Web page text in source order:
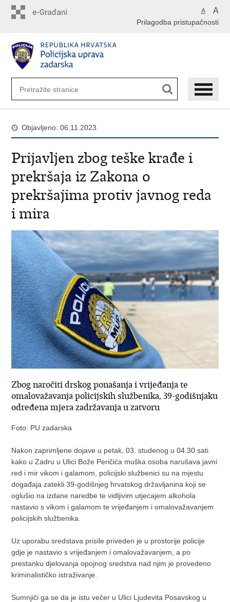
A A
Prilagodba pristupačnosti
Objavljeno: 06.11.2023.
Prijavljen zbog teške krađe i
prekršaja iz Zakona o
prekršajima protiv javnog reda
i mira
Zbog naročiti drskog ponašanja i vrijeđanja te
omalovažavanja policijskih službenika, 39-godišnjaku
određena mjera zadržavanja u zatvoru
Foto: PU zadarska
Nakon zaprimljene dojave u petak, 03. studenog u 04.30 sati
kako u Zadru u Ulici Bože Peričića muška osoba narušava javni
red i mir vikom i galamom, policijski službenici su na mjestu
događaja zatekli 39-godišnjeg hrvatskog državljanina koji se
oglušio na izdane naredbe te vidljivim utjecajem alkohola
nastavio s vikom i galamom te vrijeđanjem i omalovažavanjem
policijskih službenika.
Uz uporabu sredstava prisile priveden je u prostorije policije
gdje je nastavio s vrijeđanjem i omalovažavanjem, a po
prestanku djelovanja opojnog sredstva nad njim je provedeno
kriminalističko istraživanje.
Sumnjiči ga se da je istu večer u Ulici Ljudevita Posavskog u